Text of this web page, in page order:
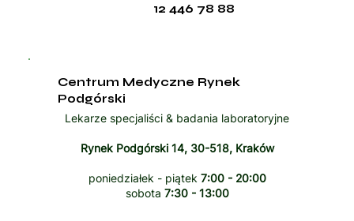
12 446 78 88
Centrum Medyczne Rynek
Podgórski
Lekarze specjaliści & badania laboratoryjne
Rynek Podgórski 14, 30-518, Kraków
poniedziałek - piątek 7:00 - 20:00
sobota 7:30 - 13:00